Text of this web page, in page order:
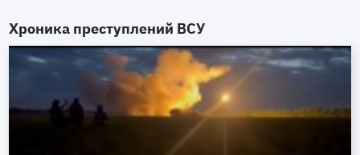
Хроника преступлений ВСУ